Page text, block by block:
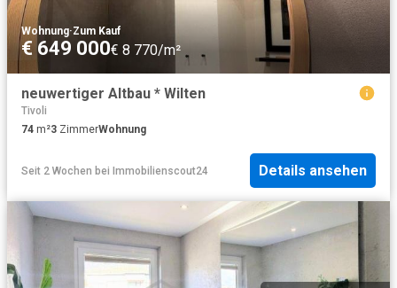
Wohnung·Zum Kauf
€ 649 000€ 8 770/m²
neuwertiger Altbau * Wilten
Tivoli
74 m²3 ZimmerWohnung
Seit 2 Wochen bei Immobilienscout24 Details ansehen